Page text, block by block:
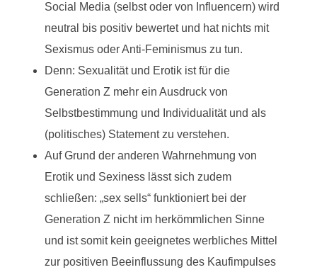
Social Media (selbst oder von Influencern) wird
neutral bis positiv bewertet und hat nichts mit
Sexismus oder Anti-Feminismus zu tun.
Denn: Sexualität und Erotik ist für die
Generation Z mehr ein Ausdruck von
Selbstbestimmung und Individualität und als
(politisches) Statement zu verstehen.
Auf Grund der anderen Wahrnehmung von
Erotik und Sexiness lässt sich zudem
schließen: „sex sells“ funktioniert bei der
Generation Z nicht im herkömmlichen Sinne
und ist somit kein geeignetes werbliches Mittel
zur positiven Beeinflussung des Kaufimpulses